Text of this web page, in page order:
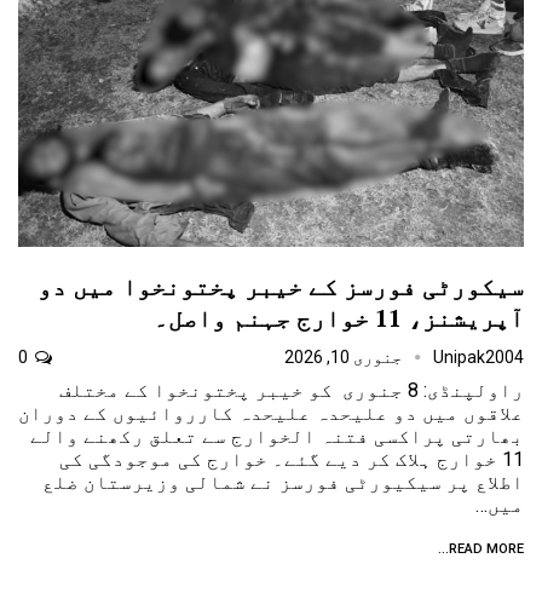
سیکورٹی فورسز کے خیبر پختونخوا میں دو
آپریشنز، 11 خوارج جہنم واصل۔
Unipak2004 جنوری 10, 2026
راولپنڈی: 8 جنوری کو خیبر پختونخوا کے مختلف
علاقوں میں دو علیحدہ علیحدہ کارروائیوں کے دوران
بھارتی پراکسی فتنہ الخوارج سے تعلق رکھنے والے
11 خوارج ہلاک کر دیے گئے۔ خوارج کی موجودگی کی
اطلاع پر سیکیورٹی فورسز نے شمالی وزیرستان ضلع
میں…
READ MORE...